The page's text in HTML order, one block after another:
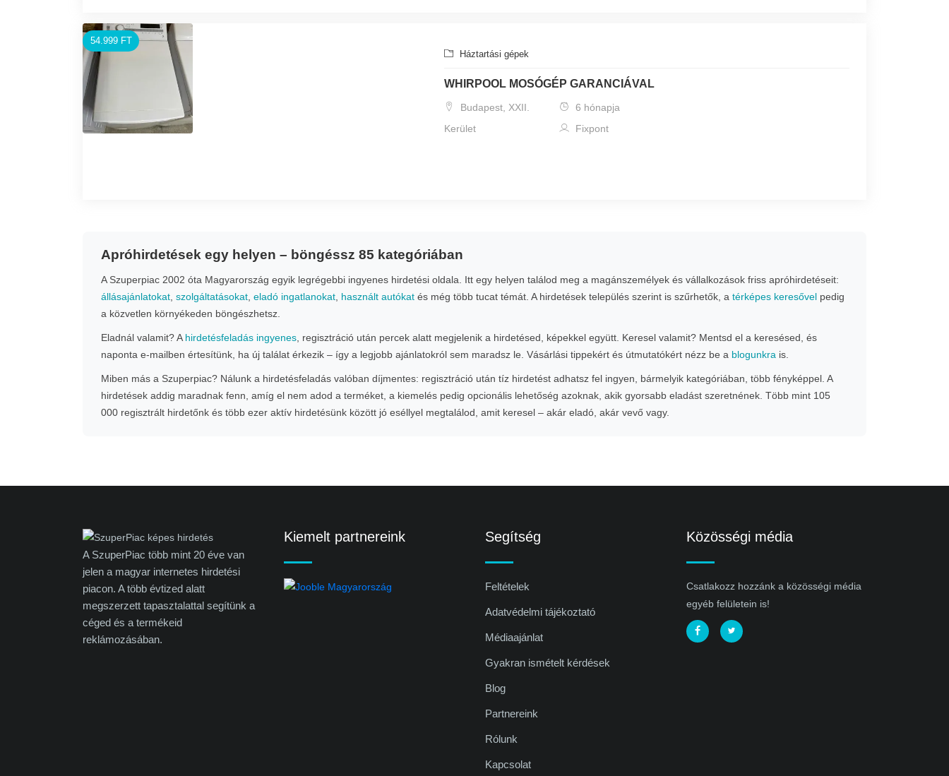
54.999 FT
Háztartási gépek
WHIRPOOL MOSÓGÉP GARANCIÁVAL
Budapest, XXII.
Kerület
6 hónapja
Fixpont
Apróhirdetések egy helyen – böngéssz 85 kategóriában
A Szuperpiac 2002 óta Magyarország egyik legrégebbi ingyenes hirdetési oldala. Itt egy helyen találod meg a magánszemélyek és vállalkozások friss apróhirdetéseit:
állásajánlatokat szolgáltatásokat eladó ingatlanokat használt autókat és még több tucat témát. A hirdetések település szerint is szűrhetők, a térképes keresővel pedig
a közvetlen környékeden böngészhetsz.
Eladnál valamit? A hirdetésfeladás ingyenes , regisztráció után percek alatt megjelenik a hirdetésed, képekkel együtt. Keresel valamit? Mentsd el a keresésed, és
naponta e-mailben értesítünk, ha új találat érkezik – így a legjobb ajánlatokról sem maradsz le. Vásárlási tippekért és útmutatókért nézz be a blogunkra is.
Miben más a Szuperpiac? Nálunk a hirdetésfeladás valóban díjmentes: regisztráció után tíz hirdetést adhatsz fel ingyen, bármelyik kategóriában, több fényképpel. A
hirdetések addig maradnak fenn, amíg el nem adod a terméket, a kiemelés pedig opcionális lehetőség azoknak, akik gyorsabb eladást szeretnének. Több mint 105
000 regisztrált hirdetőnk és több ezer aktív hirdetésünk között jó eséllyel megtalálod, amit keresel – akár eladó, akár vevő vagy.
A SzuperPiac több mint 20 éve van
jelen a magyar internetes hirdetési
piacon. A több évtized alatt
megszerzett tapasztalattal segítünk a
céged és a termékeid
reklámozásában.
Kiemelt partnereink Segítség
Feltételek
Adatvédelmi tájékoztató
Médiaajánlat
Gyakran ismételt kérdések
Blog
Partnereink
Rólunk
Kapcsolat
Közösségi média
Csatlakozz hozzánk a közösségi média
egyéb felületein is!